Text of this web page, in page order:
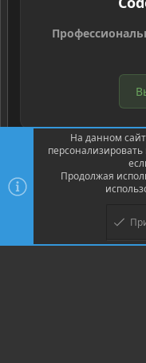
Community platform by
© Jason
На данном
Продолжая